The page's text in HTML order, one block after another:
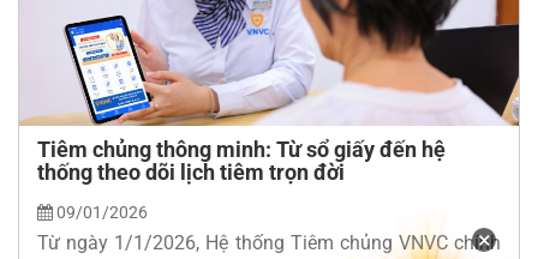
Tiêm chủng thông minh: Từ sổ giấy đến hệ
thống theo dõi lịch tiêm trọn đời
09/01/2026
Từ ngày 1/1/2026, Hệ thống Tiêm chủng VNVC chính
×